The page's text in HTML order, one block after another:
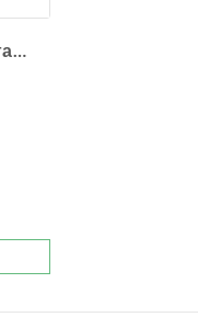
Кипарис Тауэр Элегант уличный